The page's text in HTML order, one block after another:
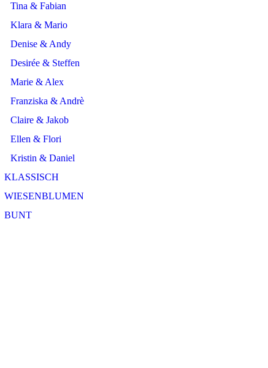
Tina & Fabian
Klara & Mario
Denise & Andy
Desirée & Steffen
Marie & Alex
Franziska & Andrè
Claire & Jakob
Ellen & Flori
Kristin & Daniel
KLASSISCH
WIESENBLUMEN
BUNT